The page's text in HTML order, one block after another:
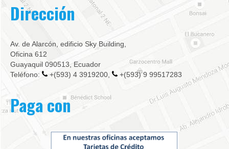
Dirección
Av. de Alarcón, edificio Sky Building,
Oficina 612
Guayaquil 090513, Ecuador
Teléfono:
+(593) 4 3919200, +(593) 9 99517283
Paga con